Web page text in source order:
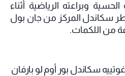
وبراعته الرياضية أثناء
سكاندل المركز من جان بول
من اللكمات.
سكاندل بور أوم لو بارفان